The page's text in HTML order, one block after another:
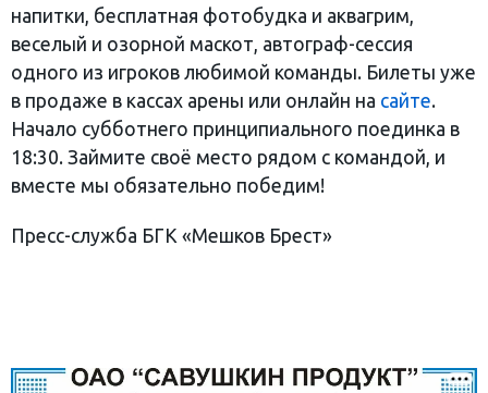
напитки, бесплатная фотобудка и аквагрим,
веселый и озорной маскот, автограф-сессия
одного из игроков любимой команды. Билеты уже
в продаже в кассах арены или онлайн на сайте.
Начало субботнего принципиального поединка в
18:30. Займите своё место рядом с командой, и
вместе мы обязательно победим!
Пресс-служба БГК «Мешков Брест»